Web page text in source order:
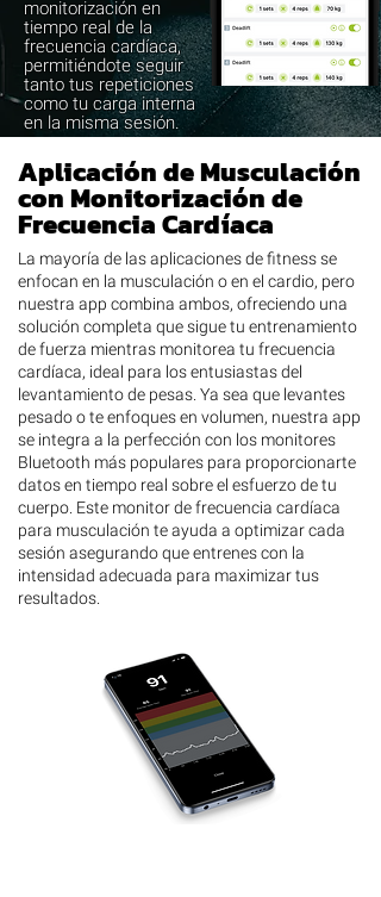
monitorización en
tiempo real de la
frecuencia cardíaca,
permitiéndote seguir
tanto tus repeticiones
como tu carga interna
en la misma sesión.
Aplicación de Musculación
con Monitorización de
Frecuencia Cardíaca
La mayoría de las aplicaciones de fitness se
enfocan en la musculación o en el cardio, pero
nuestra app combina ambos, ofreciendo una
solución completa que sigue tu entrenamiento
de fuerza mientras monitorea tu frecuencia
cardíaca, ideal para los entusiastas del
levantamiento de pesas. Ya sea que levantes
pesado o te enfoques en volumen, nuestra app
se integra a la perfección con los monitores
Bluetooth más populares para proporcionarte
datos en tiempo real sobre el esfuerzo de tu
cuerpo. Este monitor de frecuencia cardíaca
para musculación te ayuda a optimizar cada
sesión asegurando que entrenes con la
intensidad adecuada para maximizar tus
resultados.